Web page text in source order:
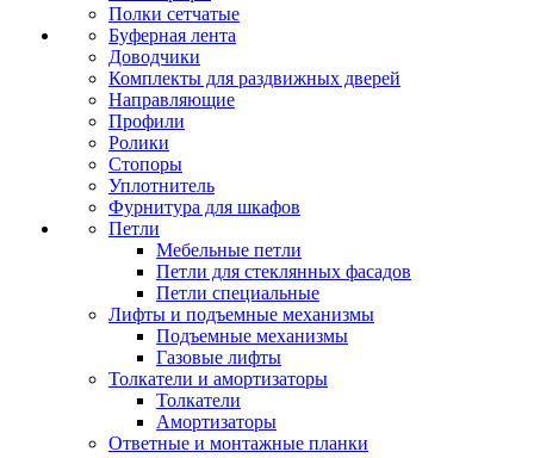
Полки сетчатые
Буферная лента
Доводчики
Комплекты для раздвижных дверей
Направляющие
Профили
Ролики
Стопоры
Уплотнитель
Фурнитура для шкафов
Петли
Мебельные петли
Петли для стеклянных фасадов
Петли специальные
Лифты и подъемные механизмы
Подъемные механизмы
Газовые лифты
Толкатели и амортизаторы
Толкатели
Амортизаторы
Ответные и монтажные планки